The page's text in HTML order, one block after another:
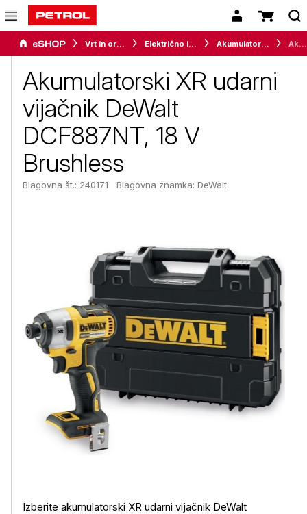
Vrt in orodje Električno in akumulatorsko orodje Akumulatorski vrtalniki in vijačniki
Akumulatorski XR udarni
vijačnik DeWalt
DCF887NT, 18 V
Brushless
Blagovna št.: 240171 Blagovna znamka: DeWalt
Izberite akumulatorski XR udarni vijačnik DeWalt